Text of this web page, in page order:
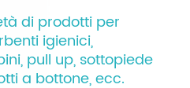
di prodotti per
igienici,
pull up, sottopiede
a bottone, ecc.